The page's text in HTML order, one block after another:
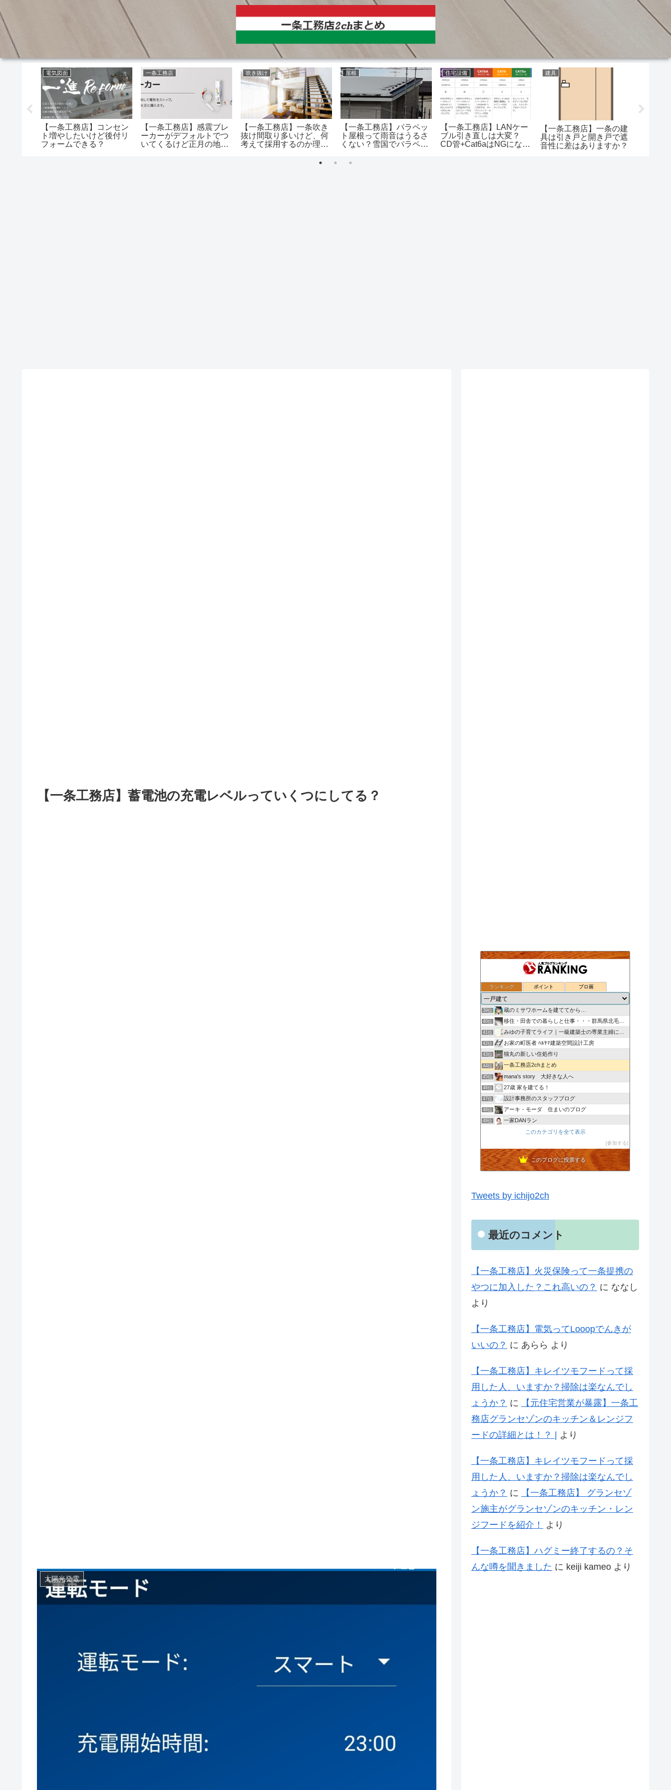
電気図面
【一条工務店】コンセン
ト増やしたいけど後付リ
フォームできる？
一条工務店
【一条工務店】感震ブレ
ーカーがデフォルトでつ
いてくるけど正月の地震
吹き抜け
【一条工務店】一条吹き
抜け間取り多いけど、何
考えて採用するのか理解
屋根
【一条工務店】パラペッ
ト屋根って雨音はうるさ
くない？雪国でパラペッ
住宅設備
【一条工務店】LANケー
ブル引き直しは大変？
CD管+Cat6aはNGになっ
建具
【一条工務店】一条の建
具は引き戸と開き戸で遮
音性に差はありますか？
【一条工務店】蓄電池の充電レベルっていくつにしてる？
太陽光発電
ランキング ポイント ブロ画
37位 ついのすみかはここにあるか
38位 小型焼却炉の選び方
39位 蔵のミサワホームを建ててから…
40位 移住・田舎での暮らしと仕事・・・群馬県北毛みなかみエリア
41位 みゆの子育てライフ｜一級建築士の専業主婦による子ども・家
42位 お家の町医者 ﾊﾙﾔﾏ建築空間設計工房
43位 猫丸の新しい住処作り
44位 一条工務店2chまとめ
45位 mana's story 大好きな人へ
46位 27歳 家を建てる！
47位 設計事務所のスタッフブログ
48位 アーキ・モーダ 住まいのブログ
49位 一家DANラン
不動産屋の独り言このカテゴリを全て表示
参加する
このブログに投票する
Tweets by ichijo2ch
最近のコメント
【一条工務店】火災保険って一条提携の
やつに加入した？これ高いの？ に ななし
より
【一条工務店】電気ってLooopでんきが
いいの？ に あらら より
【一条工務店】キレイツモフードって採
用した人、いますか？掃除は楽なんでし
ょうか？ に
【元住宅営業が暴露】一条工
務店グランセゾンのキッチン＆レンジフ
ードの詳細とは！？ |
より
【一条工務店】キレイツモフードって採
用した人、いますか？掃除は楽なんでし
ょうか？ に
【一条工務店】 グランセゾ
ン施主がグランセゾンのキッチン・レン
ジフードを紹介！
より
【一条工務店】ハグミー終了するの？そ
んな噂を聞きました に keiji kameo より